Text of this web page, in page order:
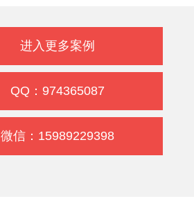
进入更多案例
QQ：974365087
微信：15989229398